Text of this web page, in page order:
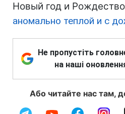
Новый год и Рождество
аномально теплой и с
Не пропустіть
на наші
Або читайте нас там,